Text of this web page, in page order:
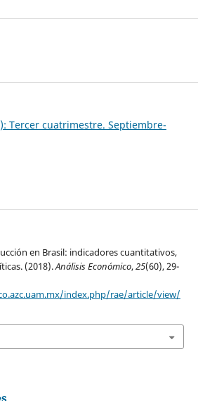
Tercer cuatrimestre. Septiembre-
en Brasil: indicadores cuantitativos,
(2018).Análisis Económico,25(60), 29-
index.php/rae/article/view/